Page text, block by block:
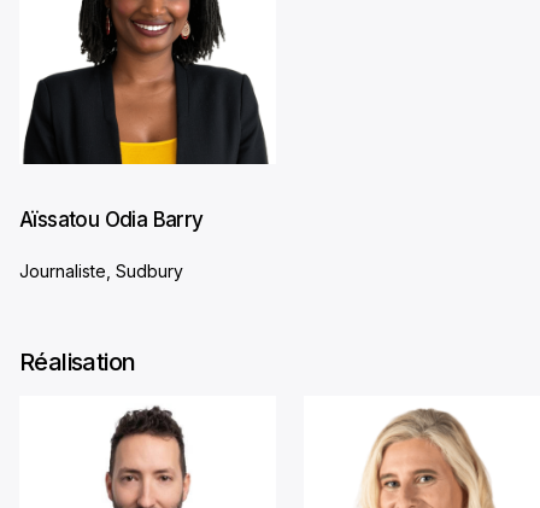
Aïssatou Odia Barry
Journaliste, Sudbury
Réalisation